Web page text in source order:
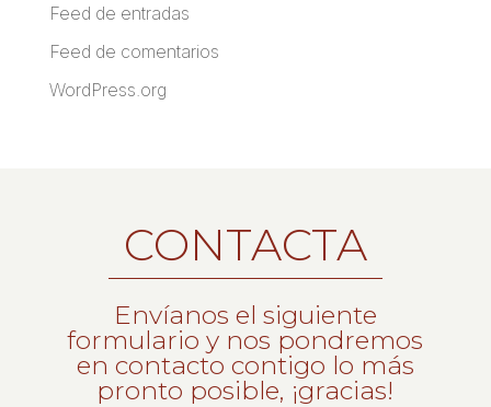
Feed de entradas
Feed de comentarios
WordPress.org
CONTACTA
Envíanos el siguiente
formulario y nos pondremos
en contacto contigo lo más
pronto posible, ¡gracias!